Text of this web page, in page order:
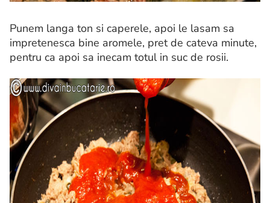
Punem langa ton si caperele, apoi le lasam sa
impretenesca bine aromele, pret de cateva minute,
pentru ca apoi sa inecam totul in suc de rosii.